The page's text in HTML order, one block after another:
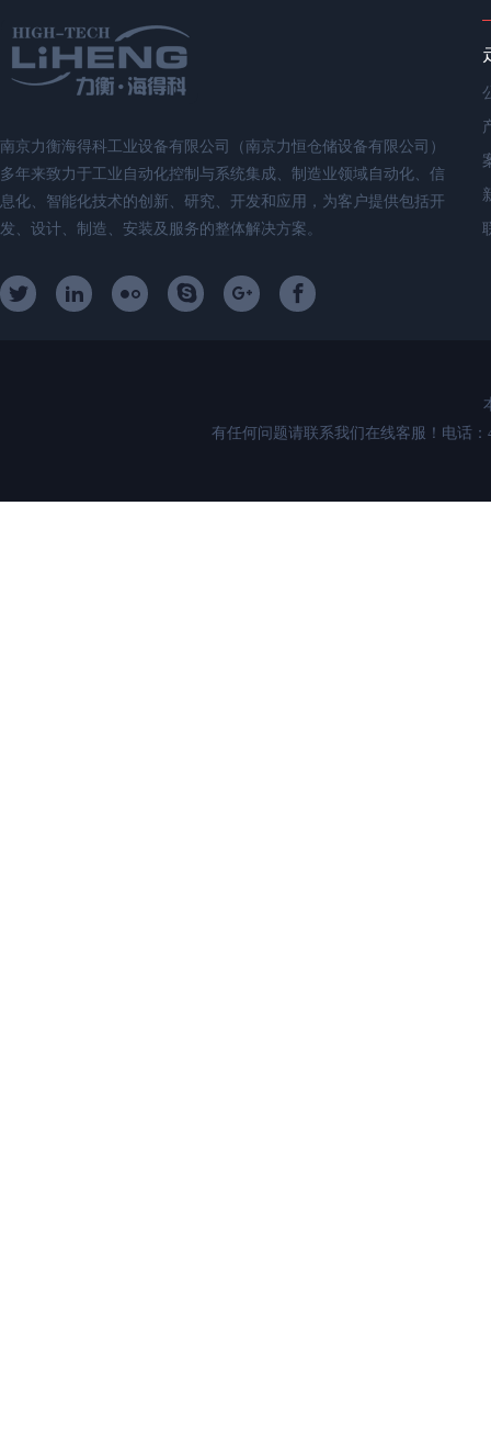
南京力衡海得科工业设备有限公司（南京力恒仓储设备有限公司）
多年来致力于工业自动化控制与系统集成、制造业领域自动化、信
息化、智能化技术的创新、研究、开发和应用，为客户提供包括开
发、设计、制造、安装及服务的整体解决方案。
有任何问题请联系我们在线客服！电话：